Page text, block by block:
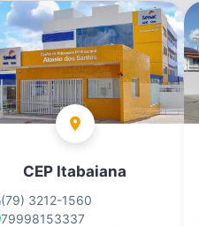
CEP Itabaiana
(79) 3212-1560
79998153337